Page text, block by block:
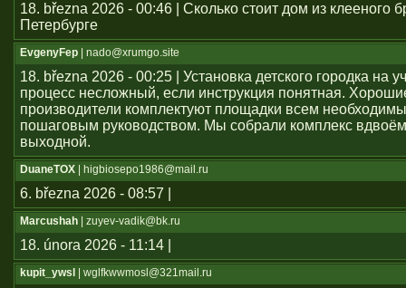
18. března 2026 - 00:46 | Сколько стоит дом из клееного
Петербурге
EvgenyFep | nado@xrumgo.site
18. března 2026 - 00:25 | Установка детского городка на
процесс несложный, если инструкция понятная.
производители комплектуют площадки всем
пошаговым руководством. Мы собрали комплекс
выходной.
DuaneTOX | higbiosepo1986@mail.ru
6. března 2026 - 08:57 |
Marcushah | zuyev-vadik@bk.ru
18. února 2026 - 11:14 |
kupit_ywsl | wglfkwwmosl@321mail.ru